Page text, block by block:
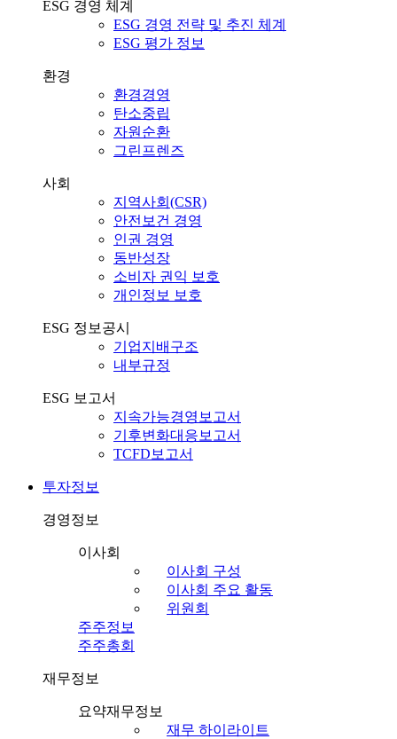
ESG 경영 체계
ESG 경영 전략 및 추진 체계
ESG 평가 정보
환경
환경경영
탄소중립
자원순환
그린프렌즈
사회
지역사회(CSR)
안전보건 경영
인권 경영
동반성장
소비자 권익 보호
개인정보 보호
ESG 정보공시
기업지배구조
내부규정
ESG 보고서
지속가능경영보고서
기후변화대응보고서
TCFD보고서
투자정보
경영정보
이사회
이사회 구성
이사회 주요 활동
위원회
주주정보
주주총회
재무정보
요약재무정보
재무 하이라이트